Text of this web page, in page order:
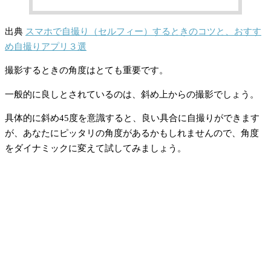
出典 スマホで自撮り（セルフィー）するときのコツと、おすす
め自撮りアプリ３選
撮影するときの角度はとても重要です。
一般的に良しとされているのは、斜め上からの撮影でしょう。
具体的に斜め45度を意識すると、良い具合に自撮りができます
が、あなたにピッタリの角度があるかもしれませんので、角度
をダイナミックに変えて試してみましょう。